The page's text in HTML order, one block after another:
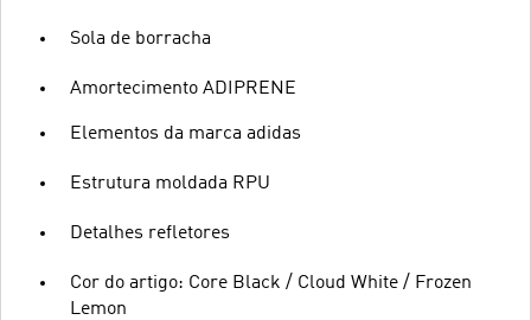
Sola de borracha
Amortecimento ADIPRENE
Elementos da marca adidas
Estrutura moldada RPU
Detalhes refletores
Cor do artigo: Core Black / Cloud White / Frozen
Lemon